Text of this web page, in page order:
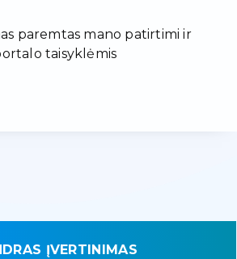
paremtas mano patirtimi ir
taisyklėmis
ĮVERTINIMAS